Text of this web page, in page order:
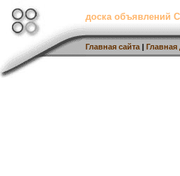
доска объявлений
Главная сайта | Главная